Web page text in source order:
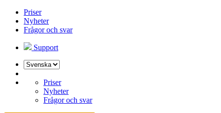
Priser
Nyheter
Frågor och svar
Support
Välj
språk Priser
Nyheter
Frågor och svar